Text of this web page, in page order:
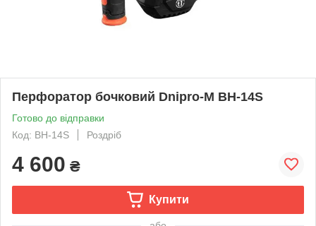
Перфоратор бочковий Dnipro-M BH-14S
Готово до відправки
Код: BH-14S
Роздріб
4 600 ₴
Купити